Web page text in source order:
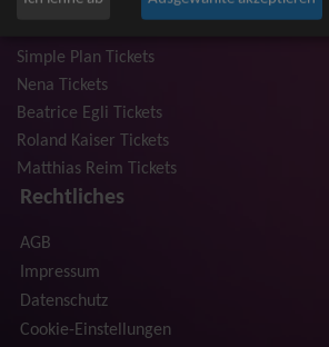
Simple Plan Tickets
Nena Tickets
Beatrice Egli Tickets
Roland Kaiser Tickets
Matthias Reim Tickets
Rechtliches
AGB
Impressum
Datenschutz
Cookie-Einstellungen